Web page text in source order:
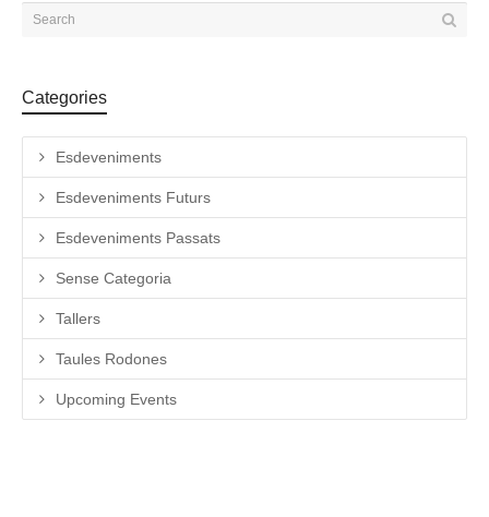
Categories
Esdeveniments
Esdeveniments Futurs
Esdeveniments Passats
Sense Categoria
Tallers
Taules Rodones
Upcoming Events